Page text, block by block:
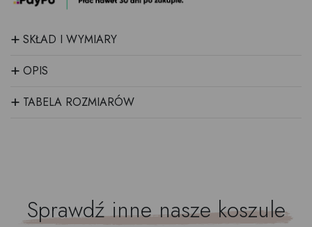
+ SKŁAD I WYMIARY
+ OPIS
+ TABELA ROZMIARÓW
Sprawdź inne naszekoszule